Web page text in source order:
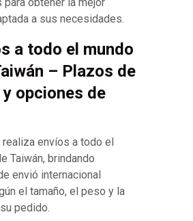
a sus necesidades.
a todo el mundo
– Plazos de
opciones de
realiza envíos a todo el
Taiwán, brindando
envió internacional
el tamaño, el peso y la
pedido.